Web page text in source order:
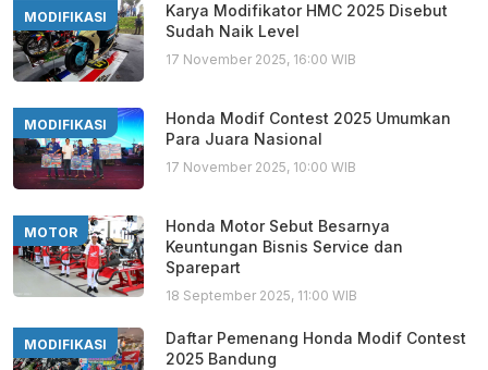
MODIFIKASI
Karya Modifikator HMC 2025 Disebut
Sudah Naik Level
17 November 2025, 16:00 WIB
MODIFIKASI
Honda Modif Contest 2025 Umumkan
Para Juara Nasional
17 November 2025, 10:00 WIB
MOTOR
Honda Motor Sebut Besarnya
Keuntungan Bisnis Service dan
Sparepart
18 September 2025, 11:00 WIB
MODIFIKASI
Daftar Pemenang Honda Modif Contest
2025 Bandung